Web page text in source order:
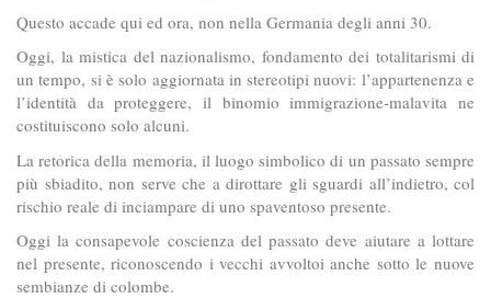
Questo accade qui ed ora, non nella Germania degli anni 30.
Oggi, la mistica del nazionalismo, fondamento dei totalitarismi di
un tempo, si è solo aggiornata in stereotipi nuovi: l’appartenenza e
l’identità da proteggere, il binomio immigrazione-malavita ne
costituiscono solo alcuni.
La retorica della memoria, il luogo simbolico di un passato sempre
più sbiadito, non serve che a dirottare gli sguardi all’indietro, col
rischio reale di inciampare di uno spaventoso presente.
Oggi la consapevole coscienza del passato deve aiutare a lottare
nel presente, riconoscendo i vecchi avvoltoi anche sotto le nuove
sembianze di colombe.